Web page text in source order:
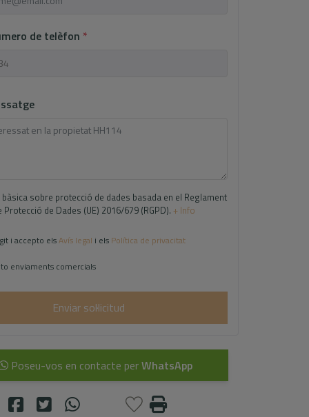
de telèfon *
sobre protecció de dades basada en el Reglament
Protecció de Dades (UE) 2016/679 (RGPD). + Info
i accepto elsAvís legal i els Política de privacitat
enviaments comercials
Enviar sol·licitud
Poseu-vos en contacte perWhatsApp